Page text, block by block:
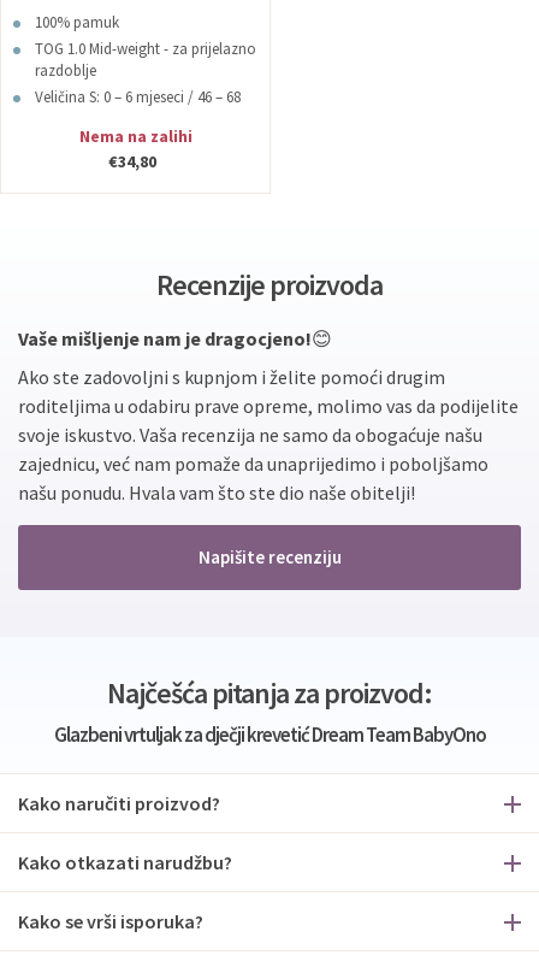
100% pamuk
TOG 1.0 Mid-weight - za prijelazno
razdoblje
Veličina S: 0 – 6 mjeseci / 46 – 68
Nema na zalihi
€34,80
Recenzije proizvoda
Vaše mišljenje nam je dragocjeno!😊
Ako ste zadovoljni s kupnjom i želite pomoći drugim
roditeljima u odabiru prave opreme, molimo vas da podijelite
svoje iskustvo. Vaša recenzija ne samo da obogaćuje našu
zajednicu, već nam pomaže da unaprijedimo i poboljšamo
našu ponudu. Hvala vam što ste dio naše obitelji!
Napišite recenziju
Najčešća pitanja za proizvod:
Glazbeni vrtuljak za dječji krevetić Dream Team BabyOno
Kako naručiti proizvod?
Kako otkazati narudžbu?
Kako se vrši isporuka?